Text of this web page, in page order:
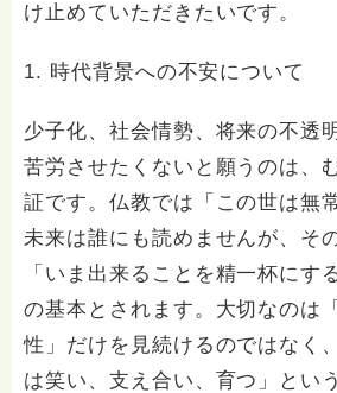
け止めていただきたいです。
1. 時代背景への不安について
少子化、社会情勢、将来の不透
苦労させたくないと願うのは、
証です。仏教では「この世は無
未来は誰にも読めませんが、そ
「いま出来ることを精一杯にす
の基本とされます。大切なのは
性」だけを見続けるのではなく
は笑い、支え合い、育つ」とい